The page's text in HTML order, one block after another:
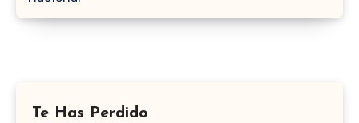
Te Has Perdido